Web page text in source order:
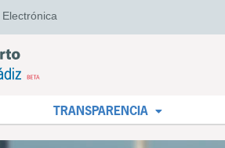
Electrónica
TRANSPARENCIA